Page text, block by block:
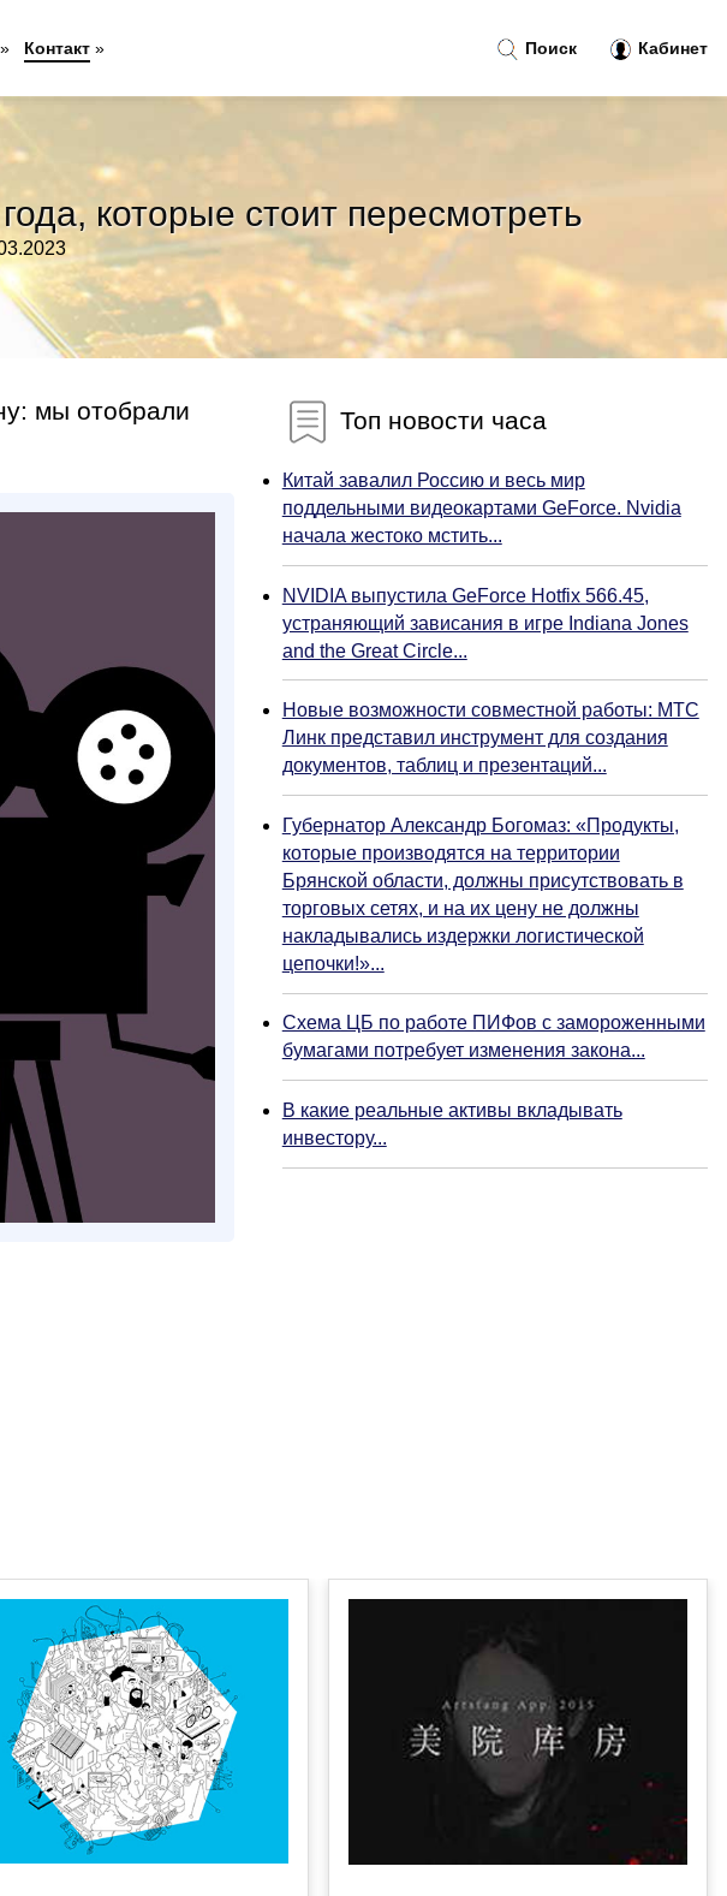
которые стоит пересмотреть
мы отобрали
Топ новости часа
Китай завалил Россию и весь мир
поддельными видеокартами GeForce. Nvidia
начала жестоко мстить...
NVIDIA выпустила GeForce Hotfix 566.45,
устраняющий зависания в игре Indiana Jones
and the Great Circle...
Новые возможности совместной работы: МТС
Линк представил инструмент для создания
документов, таблиц и презентаций...
Губернатор Александр Богомаз: «Продукты,
которые производятся на территории
Брянской области, должны присутствовать в
торговых сетях, и на их цену не должны
накладывались издержки логистической
цепочки!»...
Схема ЦБ по работе ПИФов с замороженными
бумагами потребует изменения закона...
В какие реальные активы вкладывать
инвестору...
Поиск Кабинет
» Контакт»